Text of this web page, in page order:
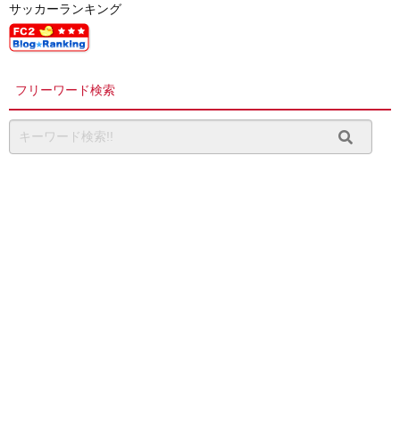
サッカーランキング
フリーワード検索